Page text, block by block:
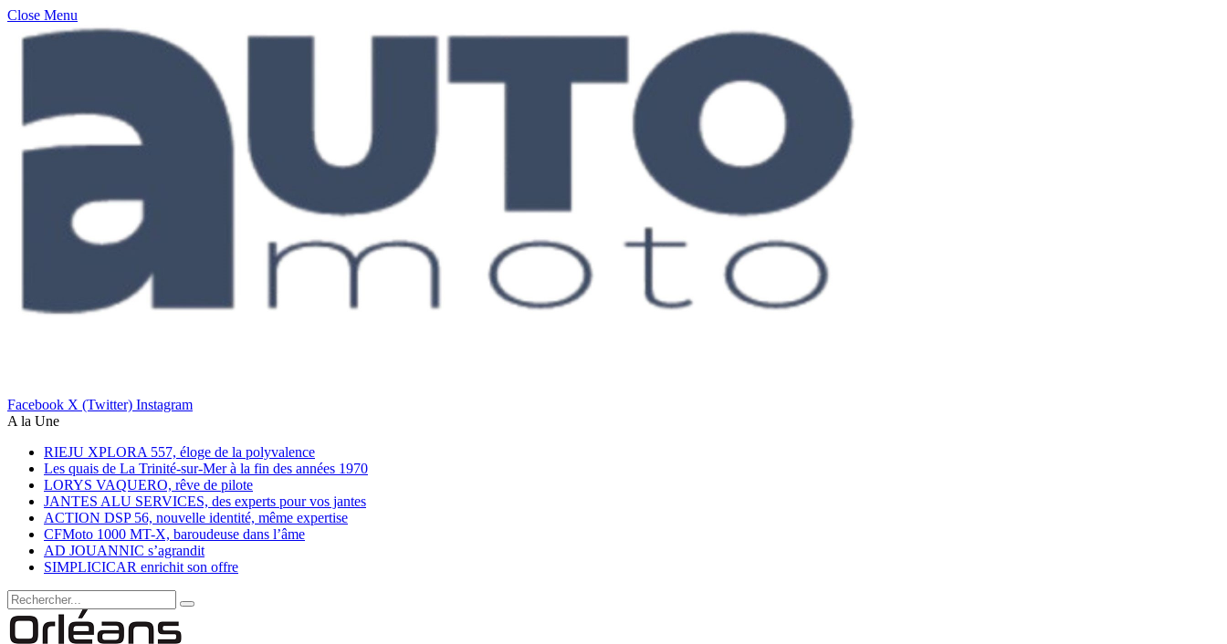
Close Menu
Facebook X (Twitter) Instagram
A la Une
RIEJU XPLORA 557, éloge de la polyvalence
Les quais de La Trinité-sur-Mer à la fin des années 1970
LORYS VAQUERO, rêve de pilote
JANTES ALU SERVICES, des experts pour vos jantes
ACTION DSP 56, nouvelle identité, même expertise
CFMoto 1000 MT-X, baroudeuse dans l’âme
AD JOUANNIC s’agrandit
SIMPLICICAR enrichit son offre